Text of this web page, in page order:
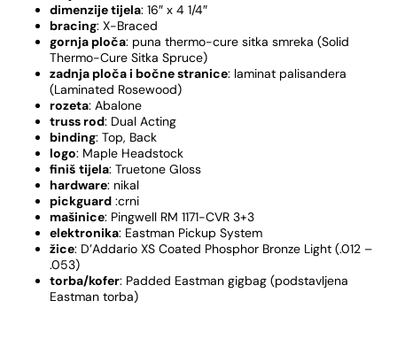
dimenzije tijela: 16″ x 4 1/4″
bracing: X-Braced
gornja ploča: puna thermo-cure sitka smreka (Solid
Thermo-Cure Sitka Spruce)
zadnja ploča i bočne stranice: laminat palisandera
(Laminated Rosewood)
rozeta: Abalone
truss rod: Dual Acting
binding: Top, Back
logo: Maple Headstock
finiš tijela: Truetone Gloss
hardware: nikal
pickguard :crni
mašinice: Pingwell RM 1171-CVR 3+3
elektronika: Eastman Pickup System
žice: D’Addario XS Coated Phosphor Bronze Light (.012 –
.053)
torba/kofer: Padded Eastman gigbag (podstavljena
Eastman torba)